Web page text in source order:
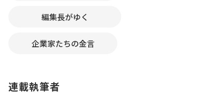
編集長がゆく
企業家たちの金言
連載執筆者